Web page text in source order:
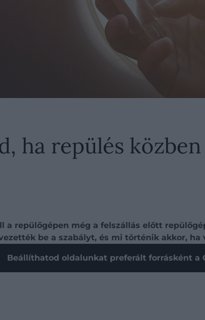
ha repülés
repülőgépen még a felszállás előtt
be a szabályt, és mi történik akkor, ha
Beállíthatod oldalunkat preferált forrásként a